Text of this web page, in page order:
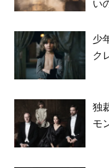
い
少
ク
独
モ